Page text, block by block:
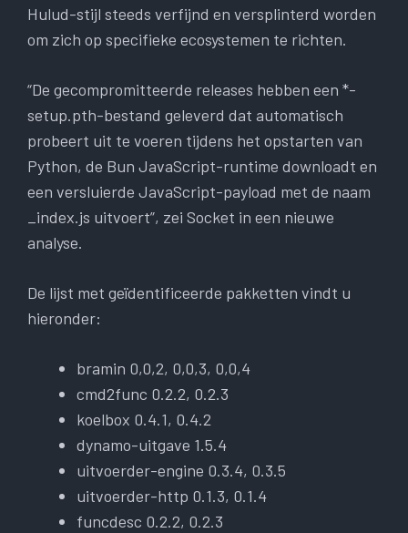
Hulud-stijl steeds verfijnd en versplinterd worden
om zich op specifieke ecosystemen te richten.
“De gecompromitteerde releases hebben een *-
setup.pth-bestand geleverd dat automatisch
probeert uit te voeren tijdens het opstarten van
Python, de Bun JavaScript-runtime downloadt en
een versluierde JavaScript-payload met de naam
_index.js uitvoert”, zei Socket in een nieuwe
analyse.
De lijst met geïdentificeerde pakketten vindt u
hieronder:
bramin 0,0,2, 0,0,3, 0,0,4
cmd2func 0.2.2, 0.2.3
koelbox 0.4.1, 0.4.2
dynamo-uitgave 1.5.4
uitvoerder-engine 0.3.4, 0.3.5
uitvoerder-http 0.1.3, 0.1.4
funcdesc 0.2.2, 0.2.3